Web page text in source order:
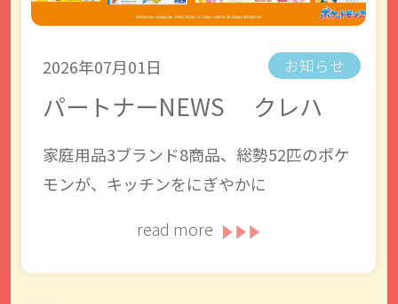
2026年07月01日 お知らせ
パートナーNEWS クレハ
家庭用品3ブランド8商品、総勢52匹のポケ
モンが、キッチンをにぎやかに
read more